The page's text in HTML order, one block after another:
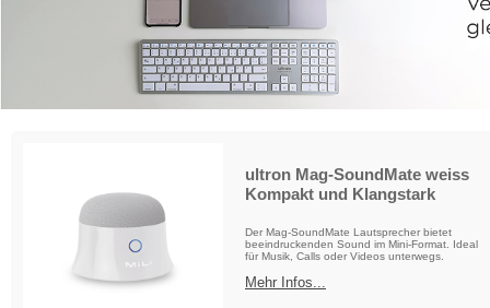
ultron Mag-SoundMate weiss
Kompakt und Klangstark
Der Mag-SoundMate Lautsprecher bietet
beeindruckenden Sound im Mini-Format. Ideal
für Musik, Calls oder Videos unterwegs.
Mehr Infos...